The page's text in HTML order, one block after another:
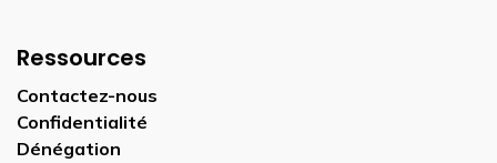
Ressources
Contactez-nous
Confidentialité
Dénégation